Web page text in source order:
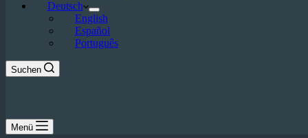
Deutsch
English
Español
Português
Suchen
Menü